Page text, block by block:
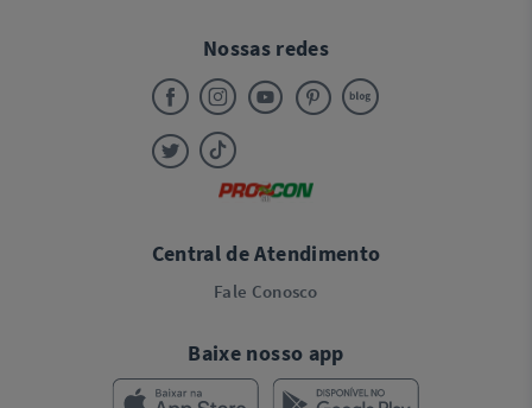
Nossas redes
Central de Atendimento
Fale Conosco
Baixe nosso app